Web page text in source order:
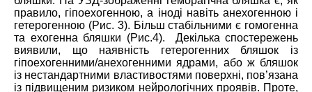
правило, гіпоехогенною, а іноді навіть анехогенною і
гетерогенною (Рис. 3). Більш стабільними є гомогенна
та ехогенна бляшки (Рис.4). Декілька спостережень
виявили, що наявність гетерогенних бляшок із
гіпоехогенними/анехогенними ядрами, або ж бляшок
із нестандартними властивостями поверхні, пов’язана
із підвищеним ризиком нейрологічних проявів. Проте,